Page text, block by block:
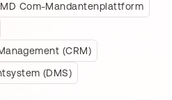
Com-Mandantenplattform
(CRM)
(DMS)